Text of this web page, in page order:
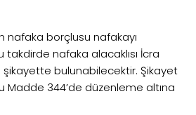
nafaka borçlusu nafakayı
nafaka alacaklısı İcra
bulunabilecektir. Şikayet
Madde 344’de düzenleme altına